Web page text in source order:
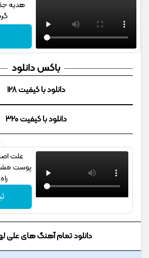
باکس دانلود
دانلود با کیفیت 128
دانلود با کیفیت 320
علت
پوست
دانلود تمام آهنگ های علی